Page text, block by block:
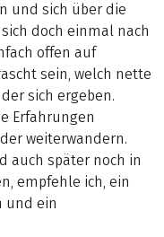
und sich über die
doch einmal nach
offen auf
sein, welch nette
sich ergeben.
Erfahrungen
weiterwandern.
auch später noch in
empfehle ich, ein
und ein